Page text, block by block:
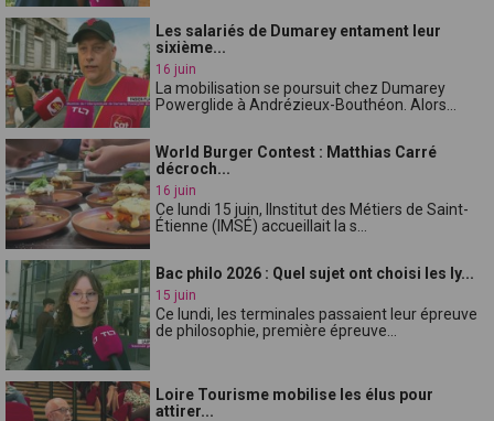
Les salariés de Dumarey entament leur
sixième...
16 juin
La mobilisation se poursuit chez Dumarey
Powerglide à Andrézieux-Bouthéon. Alors...
World Burger Contest : Matthias Carré
décroch...
16 juin
Ce lundi 15 juin, lInstitut des Métiers de Saint-
Étienne (IMSÉ) accueillait la s...
Bac philo 2026 : Quel sujet ont choisi les ly...
15 juin
Ce lundi, les terminales passaient leur épreuve
de philosophie, première épreuve...
Loire Tourisme mobilise les élus pour
attirer...